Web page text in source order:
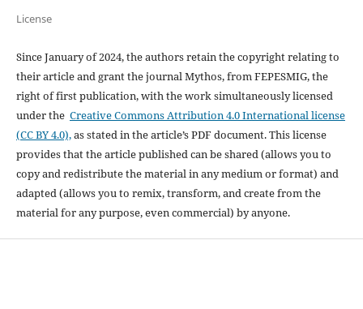
License
Since January of 2024, the authors retain the copyright relating to
their article and grant the journal Mythos, from FEPESMIG, the
right of first publication, with the work simultaneously licensed
under the Creative Commons Attribution 4.0 International license
(CC BY 4.0),as stated in the article’s PDF document. This license
provides that the article published can be shared (allows you to
copy and redistribute the material in any medium or format) and
adapted (allows you to remix, transform, and create from the
material for any purpose, even commercial) by anyone.